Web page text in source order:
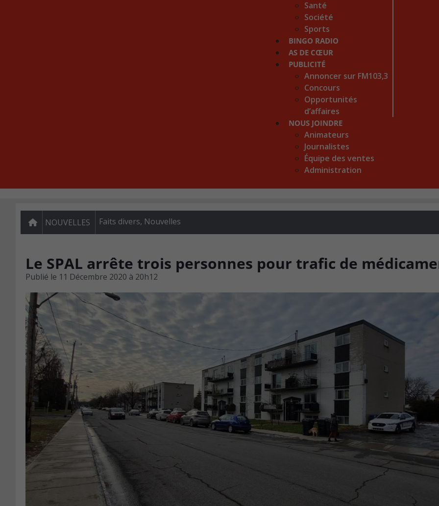
Santé
Société
Sports
BINGO RADIO
AS DE CŒUR
PUBLICITÉ
Annoncer sur FM103,3
Concours
Opportunités
d’affaires
NOUS JOINDRE
Animateurs
Journalistes
Équipe des ventes
Administration
NOUVELLES Faits divers, Nouvelles
Le SPAL arrête trois personnes pour trafic de
Publié le 11 Décembre 2020 à 20h12